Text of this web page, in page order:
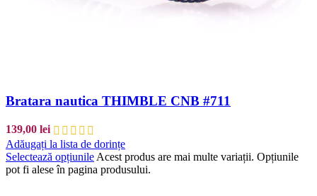
Bratara nautica THIMBLE CNB #711
139,00 lei
Adăugați la lista de dorințe
Selectează opțiunile Acest produs are mai multe variații. Opțiunile
pot fi alese în pagina produsului.